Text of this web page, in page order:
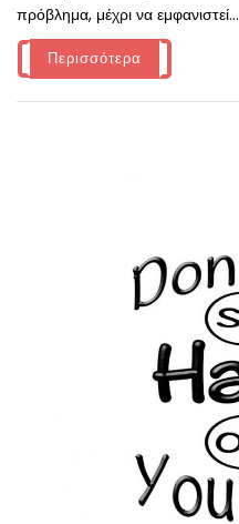
πρόβλημα, μέχρι να εμφανιστεί...
Περισσότερα